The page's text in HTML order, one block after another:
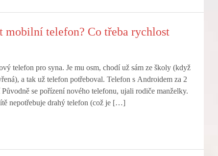
mobilní telefon? Co třeba rychlost
telefon pro syna. Je mu osm, chodí už sám ze školy (když
a tak už telefon potřeboval. Telefon s Androidem za 2
se pořízení nového telefonu, ujali rodiče manželky.
nepotřebuje drahý telefon (což je […]